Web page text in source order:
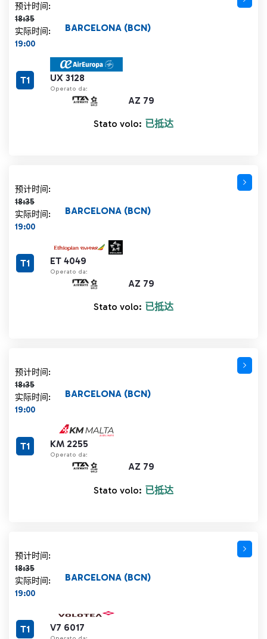
预计时间:
18:35
计划时间 18:35 删除线
实际时间:
19:00
UX 3128
Operato da:
AZ 79
BARCELONA (BCN)
T1
Stato volo: 已抵达
预计时间:
18:35
计划时间 18:35 删除线
实际时间:
19:00
ET 4049
Operato da:
AZ 79
BARCELONA (BCN)
T1
Stato volo: 已抵达
预计时间:
18:35
计划时间 18:35 删除线
实际时间:
19:00
KM 2255
Operato da:
AZ 79
BARCELONA (BCN)
T1
Stato volo: 已抵达
预计时间:
18:35
计划时间 18:35 删除线
实际时间:
19:00
V7 6017
BARCELONA (BCN)
T1